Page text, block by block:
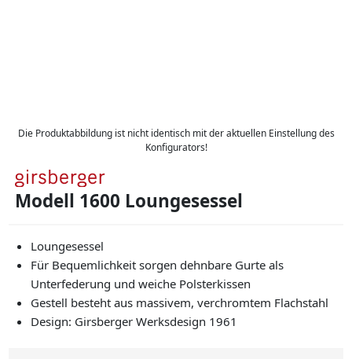
Die Produktabbildung ist nicht identisch mit der aktuellen Einstellung des
Konfigurators!
Modell 1600 Loungesessel
Loungesessel
Für Bequemlichkeit sorgen dehnbare Gurte als
Unterfederung und weiche Polsterkissen
Gestell besteht aus massivem, verchromtem Flachstahl
Design: Girsberger Werksdesign 1961